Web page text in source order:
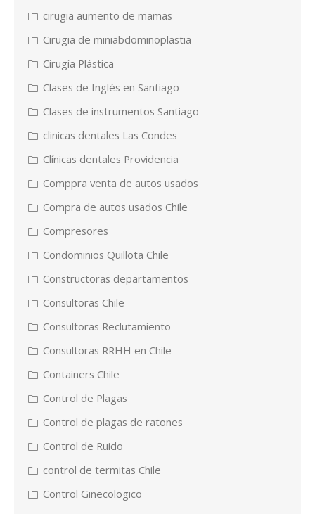
cirugia aumento de mamas
Cirugia de miniabdominoplastia
Cirugía Plástica
Clases de Inglés en Santiago
Clases de instrumentos Santiago
clinicas dentales Las Condes
Clínicas dentales Providencia
Comppra venta de autos usados
Compra de autos usados Chile
Compresores
Condominios Quillota Chile
Constructoras departamentos
Consultoras Chile
Consultoras Reclutamiento
Consultoras RRHH en Chile
Containers Chile
Control de Plagas
Control de plagas de ratones
Control de Ruido
control de termitas Chile
Control Ginecologico